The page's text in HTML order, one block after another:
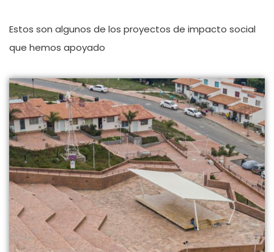
Estos son algunos de los proyectos de impacto social
que hemos apoyado